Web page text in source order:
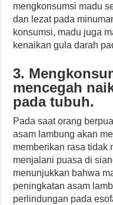
mengkonsumsi madu
dan lezat pada
konsumsi, madu juga
kenaikan gula darah
3.
mencegah
pada tubuh.
Pada saat orang
asam lambung akan
memberikan rasa tidak
menjalani puasa di
menunjukkan bahwa
peningkatan asam
perlindungan pada